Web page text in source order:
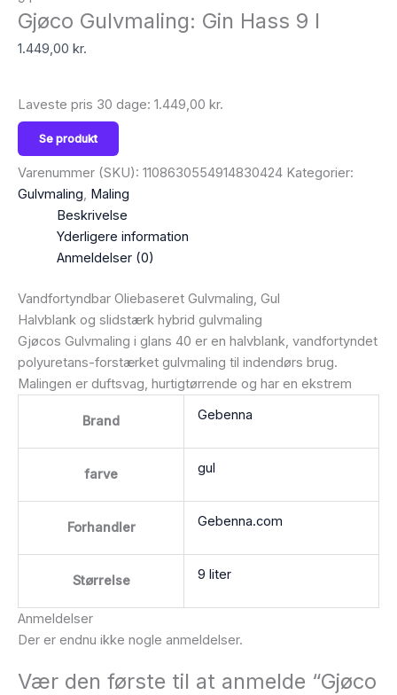
Gjøco Gulvmaling: Gin Hass 9 l
1.449,00 kr.
Laveste pris 30 dage: 1.449,00 kr.
Se produkt
Varenummer (SKU): 1108630554914830424 Kategorier:
Gulvmaling, Maling
Beskrivelse
Yderligere information
Anmeldelser (0)
Vandfortyndbar Oliebaseret Gulvmaling, Gul
Halvblank og slidstærk hybrid gulvmaling
Gjøcos Gulvmaling i glans 40 er en halvblank, vandfortyndet
polyuretans-forstærket gulvmaling til indendørs brug.
Malingen er duftsvag, hurtigtørrende og har en ekstrem
Brand Gebenna
farve gul
Forhandler Gebenna.com
Størrelse 9 liter
Anmeldelser
Der er endnu ikke nogle anmeldelser.
Vær den første til at anmelde “Gjøco